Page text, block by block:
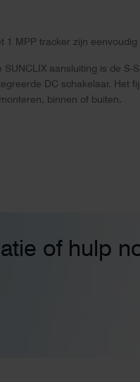
1 MPP tracker zijn
aansluiting is de
DC schakelaar. Het
binnen of buiten.
of hulp